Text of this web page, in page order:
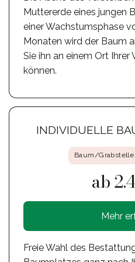
Muttererde eines jungen
einer Wachstumsphase
Monaten wird der Baum
Sie ihn an einem Ort Ihrer
können.
INDIVIDUELLE
Baum/
ab
Mehr
Freie Wahl des